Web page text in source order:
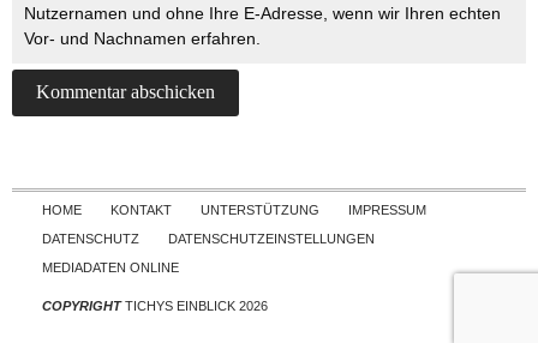
Nutzernamen und ohne Ihre E-Adresse, wenn wir Ihren echten
Vor- und Nachnamen erfahren.
Skip to content
HOME KONTAKT UNTERSTÜTZUNG
IMPRESSUM
DATENSCHUTZ
DATENSCHUTZEINSTELLUNGEN
MEDIADATEN ONLINE
COPYRIGHTTICHYS EINBLICK 2026